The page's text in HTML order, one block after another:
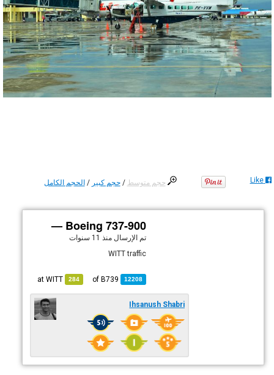
حجم متوسط /حجم كبير /الحجم الكامل Like
Boeing 737-900 —
تم الإرسال منذ 11 سنوات
WITT traffic
12208
B739
284
WITT
Ihsanush Shabri